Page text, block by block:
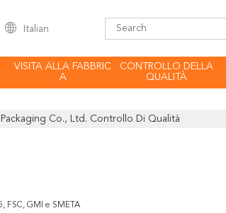
Italian
VISITA ALLA FABBRIC
A
CONTROLLO DELLA
QUALITÀ
Co., Ltd. Controllo Di Qualità
FSC, GMI e SMETA